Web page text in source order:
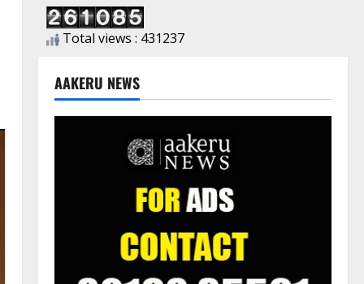
Total views : 431237
AAKERU NEWS